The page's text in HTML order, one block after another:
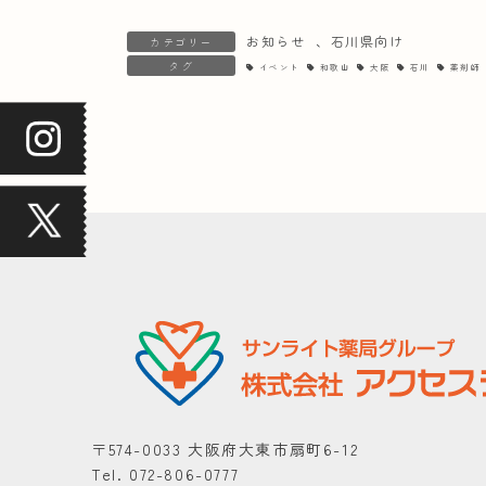
カテゴリー お知らせ 、 石川県向け
タグ イベント 和歌山 大阪 石川 薬剤師
〒574-0033 大阪府大東市扇町6-12
Tel. 072-806-0777